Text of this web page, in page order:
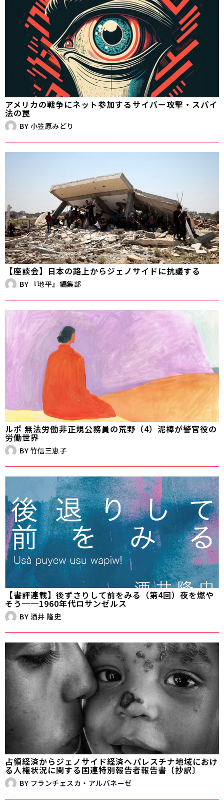
アメリカの戦争にネット参加する――サイバー攻撃・スパイ
法の罠
BY 小笠原みどり
【座談会】日本の路上からジェノサイドに抗議する
BY 『地平』編集部
ルポ 無法労働――非正規公務員の荒野（4）泥棒が警官役の
労働世界
BY 竹信三恵子
【書評連載】後ずさりして前をみる（第4回）夜を燃や
そう──1960年代ロサンゼルス
BY 酒井 隆史
占領経済からジェノサイド経済へ――パレスチナ地域におけ
る人権状況に関する国連特別報告者報告書〔抄訳〕
BY フランチェスカ・アルバネーゼ